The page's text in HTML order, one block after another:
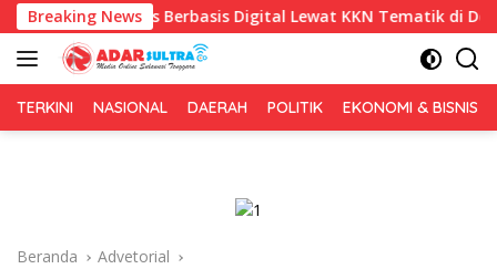
Langsung
ke
konten
Breaking News
Berbasis Digital Lewat KKN Tematik di Desa Alebo
TERKINI NASIONAL DAERAH POLITIK EKONOMI & BISNIS
Beranda Advetorial